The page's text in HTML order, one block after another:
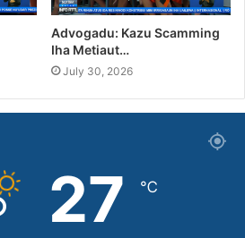
Advogadu: Kazu Scamming
Iha Metiaut…
July 30, 2026
27 ℃